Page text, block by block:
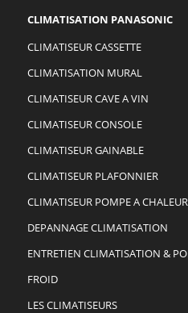
CLIMATISATION PANASONIC
CLIMATISEUR CASSETTE
CLIMATISATION MURAL
CLIMATISEUR CAVE A VIN
CLIMATISEUR CONSOLE
CLIMATISEUR GAINABLE
CLIMATISEUR PLAFONNIER
CLIMATISEUR POMPE A
DEPANNAGE CLIMATISATION
ENTRETIEN CLIMATISATION &
FROID
LES CLIMATISEURS